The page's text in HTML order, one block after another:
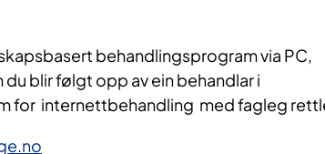
behandlingsprogram via PC,
blir følgt opp av ein behandlar i
for internettbehandling med fagleg